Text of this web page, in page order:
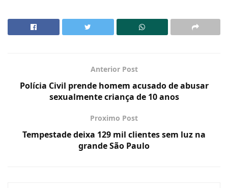
Anterior Post
Polícia Civil prende homem acusado de abusar
sexualmente criança de 10 anos
Proximo Post
Tempestade deixa 129 mil clientes sem luz na
grande São Paulo